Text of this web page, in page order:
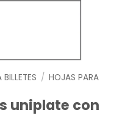
/ HOJAS PARA
uniplate con